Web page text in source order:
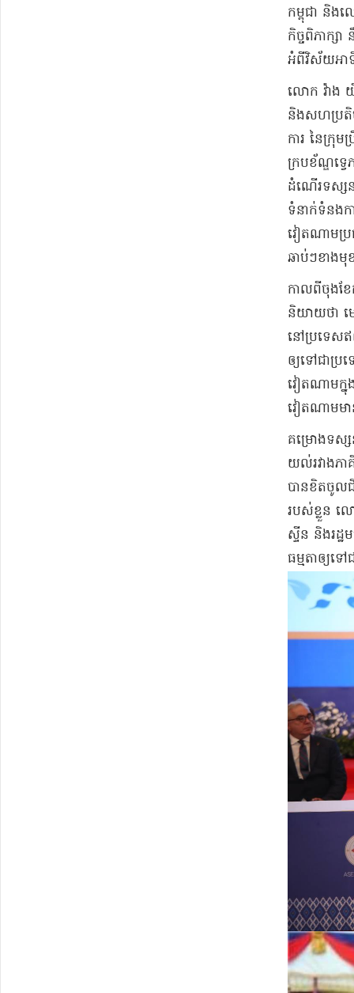
កម្ពុជា និង​
កិច្ចពិភាក្ស
អំពី​វិស័យ​អា
លោក វ៉ាង យី
និង​សហប្រតិប
ការ នៃ​ក្រុម
ក្របខ័ណ្ឌ​ទ្
ដំណើរ​ទស្សន
ទំនាក់ទំនង​ក
វៀតណាម​ប្រ​
ឆាប់ៗ​ខាងមុ
កាលពី​ចុងខែ​
និយាយថា ម
នៅ​ប្រទេស​
ឲ្យ​ទៅជា​ប្
វៀតណាម​ក្នុ
វៀតណាម​មា
គម្រោង​ទស្ស
យល់​រវាង​ភ
បាន​ខិតចូល​ជិ
របស់ខ្លួន ល
ស្ទី​ន និង​រដ្
ធម្មតា​ឲ្យ​ទ